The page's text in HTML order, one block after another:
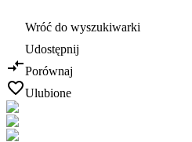
Wróć do wyszukiwarki
Udostępnij
Porównaj
Ulubione